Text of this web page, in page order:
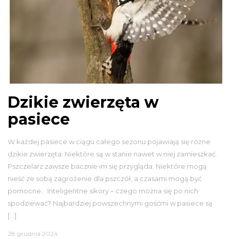
Dzikie zwierzęta w
pasiece
W każdej pasiece w ciągu całego sezonu pojawiają się różne
dzikie zwierzęta. Niektóre są w stanie nawet w niej zamieszkać.
Pszczelarz zawsze bacznie im się przygląda. Niektóre mogą
nieść ze sobą zagrożenie dla pszczół, a czasami mogą być
pomocne. Inteligentne sikory – czego można się po nich
spodziewać? Najbardziej powszechnymi gośćmi w pasiece są
[…]
28 grudnia 2024